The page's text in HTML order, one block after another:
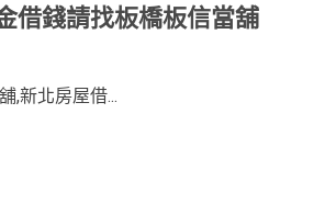
借錢請找板橋板信當舖
,新北房屋借...